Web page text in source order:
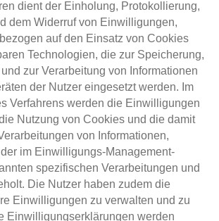
dient der Einholung, Protokollierung,
dem Widerruf von Einwilligungen,
auf den Einsatz von Cookies
Technologien, die zur Speicherung,
zur Verarbeitung von Informationen
der Nutzer eingesetzt werden. Im
Verfahrens werden die Einwilligungen
Nutzung von Cookies und die damit
von Informationen,
im Einwilligungs-Management-
spezifischen Verarbeitungen und
Die Nutzer haben zudem die
Einwilligungen zu verwalten und zu
Einwilligungserklärungen werden